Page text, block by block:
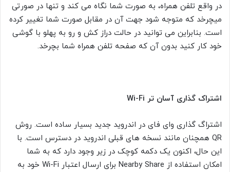
در واقع تلفن همراه، به صورت شما نگاه می کند و تنها در صورتی
میچرخد که متوجه شود جهت آن در مقابل صورت شما تغییر کرده
است. بنابراین می توانید در حالت دراز کش و رو به پهلو با گوشی
خود کار کنید بدون آن که صفحه تلفن همراه شما بچرخد.
اشتراک گذاری آسان تر Wi-Fi
اشتراگ گذاری وای فای در اندروید جدید بسیار ساده است. روش
QR همچنان مانند نسخه های قبلی اندروید در دسترس است. با
این حال، اکنون یک دکمه کوچک در زیر وجود دارد که به شما
امکان استفاده از Nearby Share برای ارسال اعتبار Wi-Fi خود به